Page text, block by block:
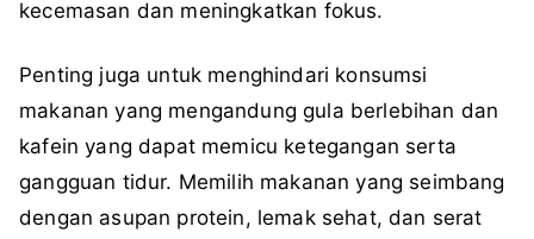
kecemasan dan meningkatkan fokus.
Penting juga untuk menghindari konsumsi
makanan yang mengandung gula berlebihan dan
kafein yang dapat memicu ketegangan serta
gangguan tidur. Memilih makanan yang seimbang
dengan asupan protein, lemak sehat, dan serat